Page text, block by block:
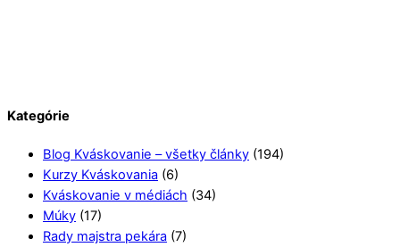
Kategórie
Blog Kváskovanie – všetky články (194)
Kurzy Kváskovania (6)
Kváskovanie v médiách (34)
Múky (17)
Rady majstra pekára (7)